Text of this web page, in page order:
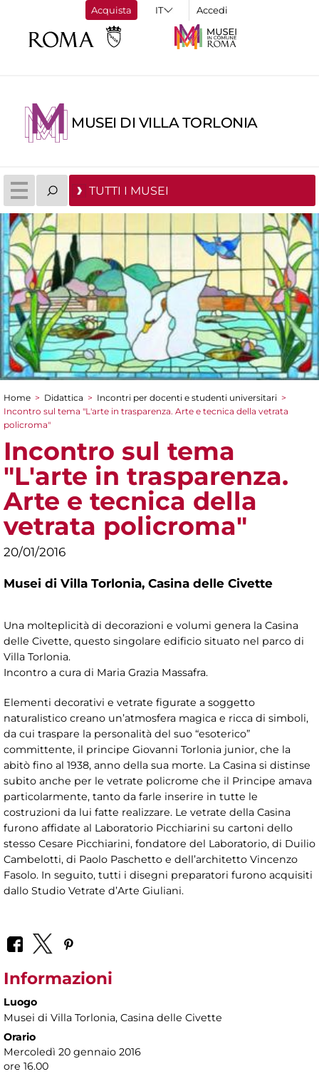
Acquista Accedi
MUSEI DI VILLA TORLONIA
TUTTI I MUSEI
Tu sei qui
Home > Didattica > Incontri per docenti e studenti universitari >
Incontro sul tema "L'arte in trasparenza. Arte e tecnica della vetrata
policroma"
Incontro sul tema
"L'arte in trasparenza.
Arte e tecnica della
vetrata policroma"
20/01/2016
Musei di Villa Torlonia, Casina delle Civette
Una molteplicità di decorazioni e volumi genera la Casina
delle Civette, questo singolare edificio situato nel parco di
Villa Torlonia.
Incontro a cura di Maria Grazia Massafra.
Elementi decorativi e vetrate figurate a soggetto
naturalistico creano un’atmosfera magica e ricca di simboli,
da cui traspare la personalità del suo “esoterico”
committente, il principe Giovanni Torlonia junior, che la
abitò fino al 1938, anno della sua morte. La Casina si distinse
subito anche per le vetrate policrome che il Principe amava
particolarmente, tanto da farle inserire in tutte le
costruzioni da lui fatte realizzare. Le vetrate della Casina
furono affidate al Laboratorio Picchiarini su cartoni dello
stesso Cesare Picchiarini, fondatore del Laboratorio, di Duilio
Cambelotti, di Paolo Paschetto e dell’architetto Vincenzo
Fasolo. In seguito, tutti i disegni preparatori furono acquisiti
dallo Studio Vetrate d’Arte Giuliani.
Informazioni
Luogo
Musei di Villa Torlonia, Casina delle Civette
Orario
Mercoledì 20 gennaio 2016
ore 16.00